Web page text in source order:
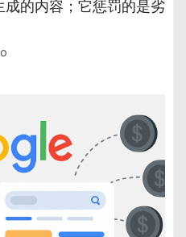
的内容；它惩罚的是劣